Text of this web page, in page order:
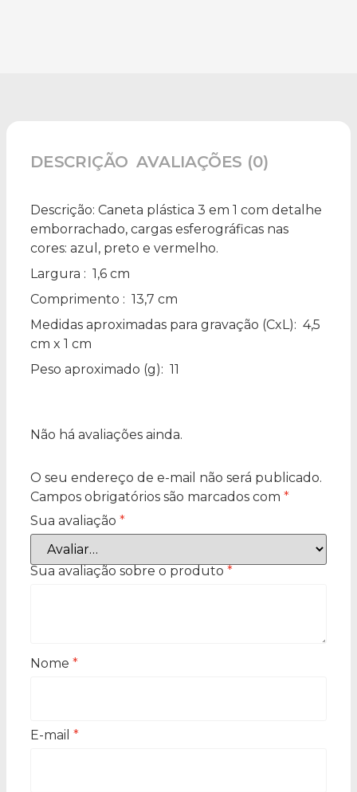
DESCRIÇÃO AVALIAÇÕES (0)
Descrição: Caneta plástica 3 em 1 com detalhe
emborrachado, cargas esferográficas nas
cores: azul, preto e vermelho.
Largura : 1,6 cm
Comprimento : 13,7 cm
Medidas aproximadas para gravação (CxL): 4,5
cm x 1 cm
Peso aproximado (g): 11
Não há avaliações ainda.
O seu endereço de e-mail não será publicado.
Campos obrigatórios são marcados com *
Sua avaliação *
Sua avaliação sobre o produto *
Nome *
E-mail *